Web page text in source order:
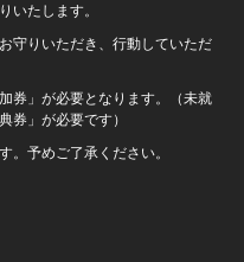
いたします。
守りいただき、行動していただ
券」が必要となります。（未就
券」が必要です）
。予めご了承ください。